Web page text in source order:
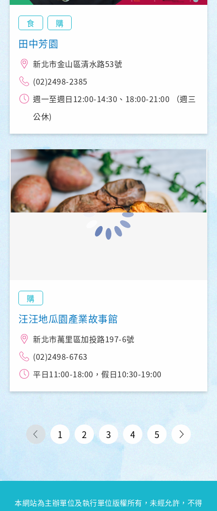
食 購
田中芳園
新北市金山區清水路53號
(02)2498-2385
週一至週日12:00-14:30、18:00-21:00 （週三
公休)
購
汪汪地瓜園產業故事館
新北市萬里區加投路197-6號
(02)2498-6763
平日11:00-18:00，假日10:30-19:00
1 2 3 4 5
本網站為主辦單位及執行單位版權所有，未經允許，不得